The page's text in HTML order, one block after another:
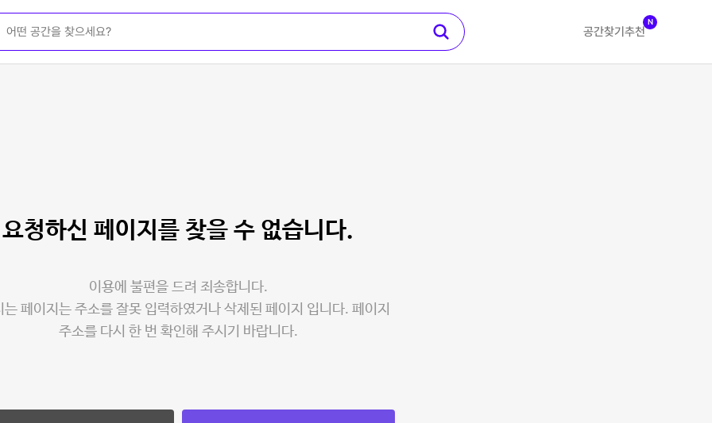
공간찾기 추천
N
요청하신 페이지를 찾을 수 없습니다.
이용에 불편을 드려 죄송합니다.
는 페이지는 주소를 잘못 입력하였거나 삭제된 페이지 입니다. 페이지
주소를 다시 한 번 확인해 주시기 바랍니다.